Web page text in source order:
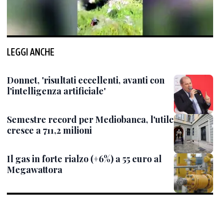
LEGGI ANCHE
Donnet, 'risultati eccellenti, avanti con
l'intelligenza artificiale'
Semestre record per Mediobanca, l'utile
cresce a 711,2 milioni
Il gas in forte rialzo (+6%) a 55 euro al
Megawattora